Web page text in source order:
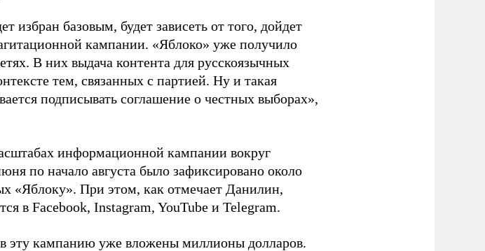
избран базовым, будет зависеть от того, дойдет
кампании. «Яблоко» уже получило
В них выдача контента для русскоязычных
тем, связанных с партией. Ну и такая
подписывать соглашение о честных выборах»,
информационной кампании вокруг
по начало августа было зафиксировано около
«Яблоку». При этом, как отмечает Данилин,
в Facebook, Instagram, YouTube и Telegram.
эту кампанию уже вложены миллионы долларов.